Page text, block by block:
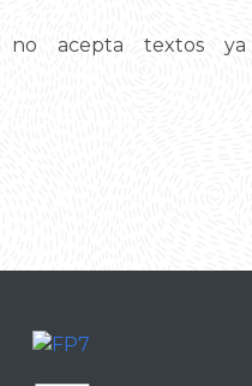
no acepta textos ya